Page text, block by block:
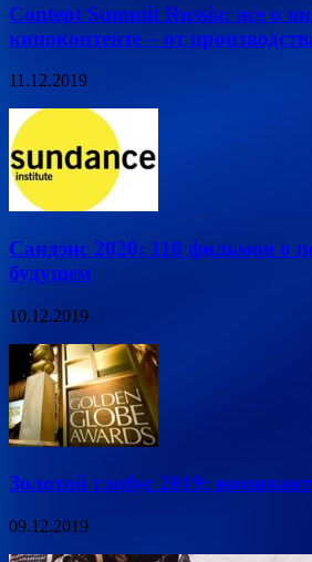
Content Summit Russia: все о
киноконтенте – от
11.12.2019
Сандэнс 2020: 118 фильмов о
будущем
10.12.2019
Золотой глобус 2019:
09.12.2019